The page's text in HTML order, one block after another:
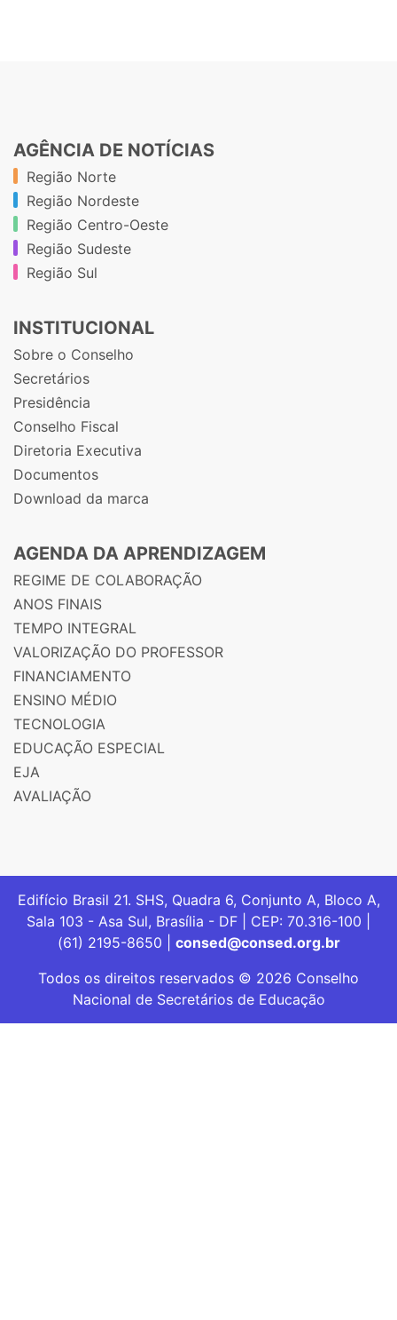
AGÊNCIA DE NOTÍCIAS
Região Norte
Região Nordeste
Região Centro-Oeste
Região Sudeste
Região Sul
INSTITUCIONAL
Sobre o Conselho
Secretários
Presidência
Conselho Fiscal
Diretoria Executiva
Documentos
Download da marca
AGENDA DA APRENDIZAGEM
REGIME DE COLABORAÇÃO
ANOS FINAIS
TEMPO INTEGRAL
VALORIZAÇÃO DO PROFESSOR
FINANCIAMENTO
ENSINO MÉDIO
TECNOLOGIA
EDUCAÇÃO ESPECIAL
EJA
AVALIAÇÃO
Edifício Brasil 21. SHS, Quadra 6, Conjunto A, Bloco A,
Sala 103 - Asa Sul, Brasília - DF | CEP: 70.316-100 |
(61) 2195-8650 | consed@consed.org.br
Todos os direitos reservados © 2026 Conselho
Nacional de Secretários de Educação